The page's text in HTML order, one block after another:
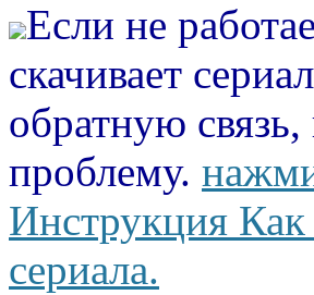
Если не
скачивает
обратную
проблему.
Инструкция Как
сериала.